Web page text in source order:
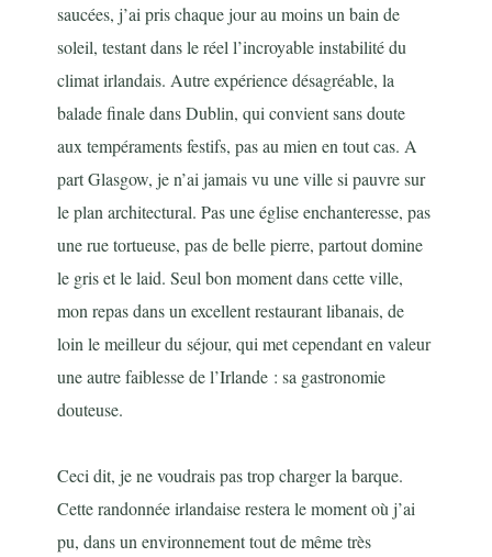
saucées, j’ai pris chaque jour au moins un bain de
soleil, testant dans le réel l’incroyable instabilité du
climat irlandais. Autre expérience désagréable, la
balade finale dans Dublin, qui convient sans doute
aux tempéraments festifs, pas au mien en tout cas. A
part Glasgow, je n’ai jamais vu une ville si pauvre sur
le plan architectural. Pas une église enchanteresse, pas
une rue tortueuse, pas de belle pierre, partout domine
le gris et le laid. Seul bon moment dans cette ville,
mon repas dans un excellent restaurant libanais, de
loin le meilleur du séjour, qui met cependant en valeur
une autre faiblesse de l’Irlande : sa gastronomie
douteuse.
Ceci dit, je ne voudrais pas trop charger la barque.
Cette randonnée irlandaise restera le moment où j’ai
pu, dans un environnement tout de même très